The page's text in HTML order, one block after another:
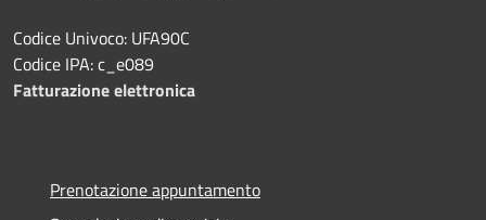
Codice Univoco: UFA90C
Codice IPA: c_e089
Fatturazione elettronica
Prenotazione appuntamento